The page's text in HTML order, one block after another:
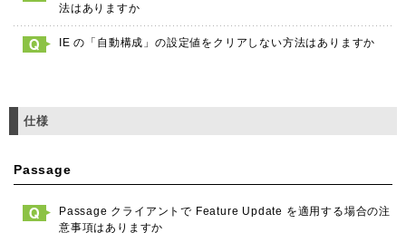
法はありますか
IE の「自動構成」の設定値をクリアしない方法はありますか
仕様
Passage
Passage クライアントで Feature Update を適用する場合の注
意事項はありますか